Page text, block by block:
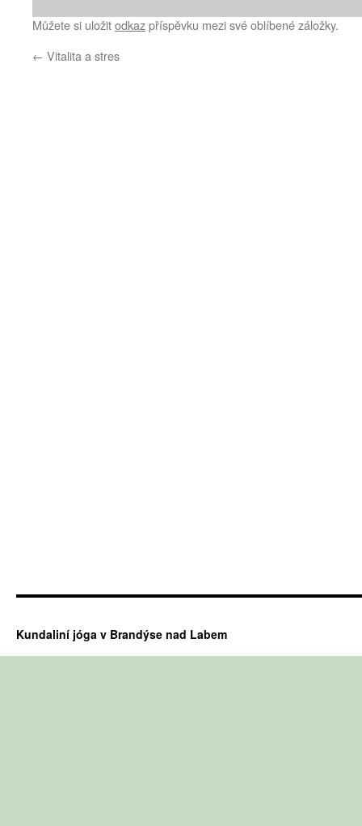
Můžete si uložitodkazpříspěvku mezi své oblíbené záložky.
← Vitalita a stres
Kundaliní jóga v Brandýse nad Labem